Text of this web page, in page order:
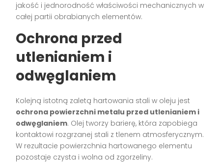
jakość i jednorodność właściwości mechanicznych w
całej partii obrabianych elementów.
Ochrona przed
utlenianiem i
odwęglaniem
Kolejną istotną zaletą hartowania stali w oleju jest
ochrona powierzchni metalu przed utlenianiem i
odwęglaniem. Olej tworzy barierę, która zapobiega
kontaktowi rozgrzanej stali z tlenem atmosferycznym.
W rezultacie powierzchnia hartowanego elementu
pozostaje czysta i wolna od zgorzeliny.